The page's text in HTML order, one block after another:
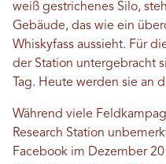
weiß gestrichenes Silo,
Gebäude, das wie ein
Whiskyfass aussieht. Für
der Station untergebracht
Tag. Heute werden sie an
Während viele
Research Station
Facebook im Dezember